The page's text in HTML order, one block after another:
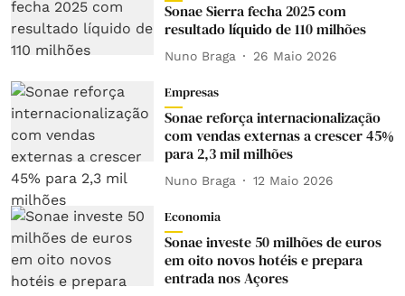
Sonae Sierra fecha 2025 com
resultado líquido de 110 milhões
Nuno Braga 26 Maio 2026
Empresas
Sonae reforça internacionalização
com vendas externas a crescer 45%
para 2,3 mil milhões
Nuno Braga 12 Maio 2026
Economia
Sonae investe 50 milhões de euros
em oito novos hotéis e prepara
entrada nos Açores